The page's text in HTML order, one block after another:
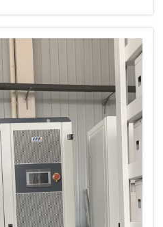
hóspedes. Oferecem uma